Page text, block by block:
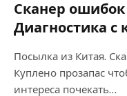
Сканер ошибок
Диагностика с
Посылка из Китая.
Куплено прозапас
интереса почекать…